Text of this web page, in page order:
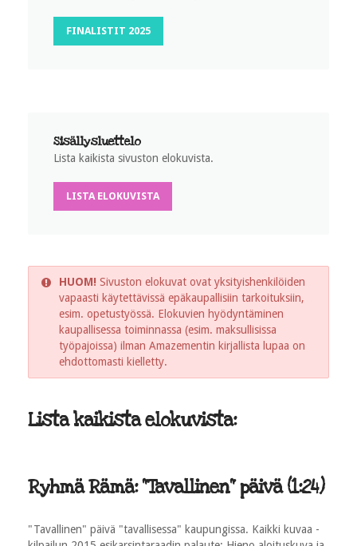
FINALISTIT 2025
Sisällysluettelo
Lista kaikista sivuston elokuvista.
LISTA ELOKUVISTA
HUOM! Sivuston elokuvat ovat yksityishenkilöiden
vapaasti käytettävissä epäkaupallisiin tarkoituksiin,
esim. opetustyössä. Elokuvien hyödyntäminen
kaupallisessa toiminnassa (esim. maksullisissa
työpajoissa) ilman Amazementin kirjallista lupaa on
ehdottomasti kielletty.
Lista kaikista elokuvista:
Ryhmä Rämä: "Tavallinen" päivä (1:24)
"Tavallinen" päivä "tavallisessa" kaupungissa. Kaikki kuvaa -